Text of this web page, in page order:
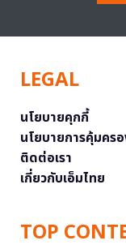
LEGAL
นโยบายคุกกี้
นโยบายการคุ้มคร
ติดต่อเรา
เกี่ยวกับเอ็มไทย
TOP